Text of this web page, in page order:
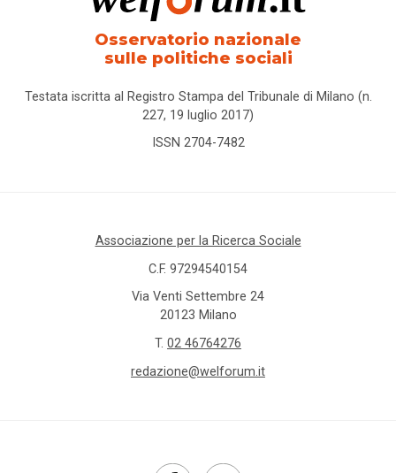
Osservatorio nazionale
sulle politiche sociali
Testata iscritta al Registro Stampa del Tribunale di Milano (n.
227, 19 luglio 2017)
ISSN 2704-7482
Associazione per la Ricerca Sociale
C.F. 97294540154
Via Venti Settembre 24
20123 Milano
T. 02 46764276
redazione@welforum.it